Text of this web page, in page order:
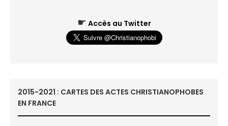
☛ Accès au Twitter
2015-2021 : CARTES DES ACTES CHRISTIANOPHOBES
EN FRANCE